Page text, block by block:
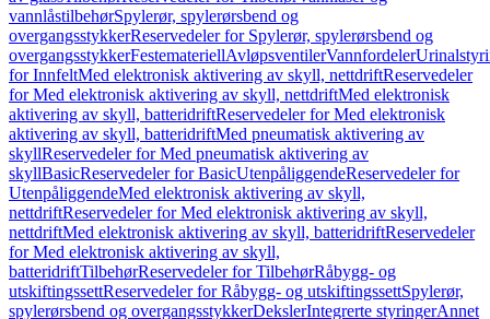
vannlåstilbehørSpylerør, spylerørsbend og
overgangsstykkerReservedeler for Spylerør, spylerørsbend og
overgangsstykkerFestemateriellAvløpsventilerVannfordeler
for InnfeltMed elektronisk aktivering av skyll, nettdriftReservedeler
for Med elektronisk aktivering av skyll, nettdriftMed elektronisk
aktivering av skyll, batteridriftReservedeler for Med elektronisk
aktivering av skyll, batteridriftMed pneumatisk aktivering av
skyllReservedeler for Med pneumatisk aktivering av
skyllBasicReservedeler for BasicUtenpåliggendeReservedeler for
UtenpåliggendeMed elektronisk aktivering av skyll,
nettdriftReservedeler for Med elektronisk aktivering av skyll,
nettdriftMed elektronisk aktivering av skyll, batteridriftReservedeler
for Med elektronisk aktivering av skyll,
batteridriftTilbehørReservedeler for TilbehørRåbygg- og
utskiftingssettReservedeler for Råbygg- og utskiftingssettSpylerør,
spylerørsbend og overgangsstykkerDekslerIntegrerte styringerAnnet